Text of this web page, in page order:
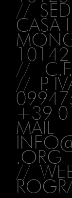
//
CASA
10142
//
// P.
+39
MAIL
.ORG
//